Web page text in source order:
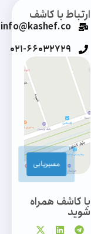
ارتباط با کاشف
info@kashef.co
۰۲۱-۶۶۰۳۲۷۲۹
مسیریابی
با کاشف همراه
شوید